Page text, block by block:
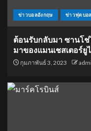
ข่าวบอลอังกฤษ ข่าวฟุตบอล
ต้อนรับกลับมา ซานโ
มาของแมนเชสเตอร์ยู
กุมภาพันธ์ 3, 2023